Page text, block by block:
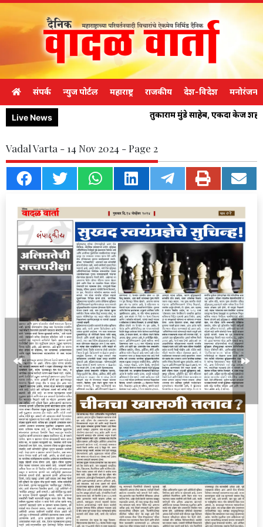
संपर्क न्युज पोर्टल महाराष्ट्र राजकीय देश-विदेश मनोरंजन
Live News तुकाराम मुंडे साहेब, एकदा केज शहर
Vadal Varta - 14 Nov 2024 - Page 2